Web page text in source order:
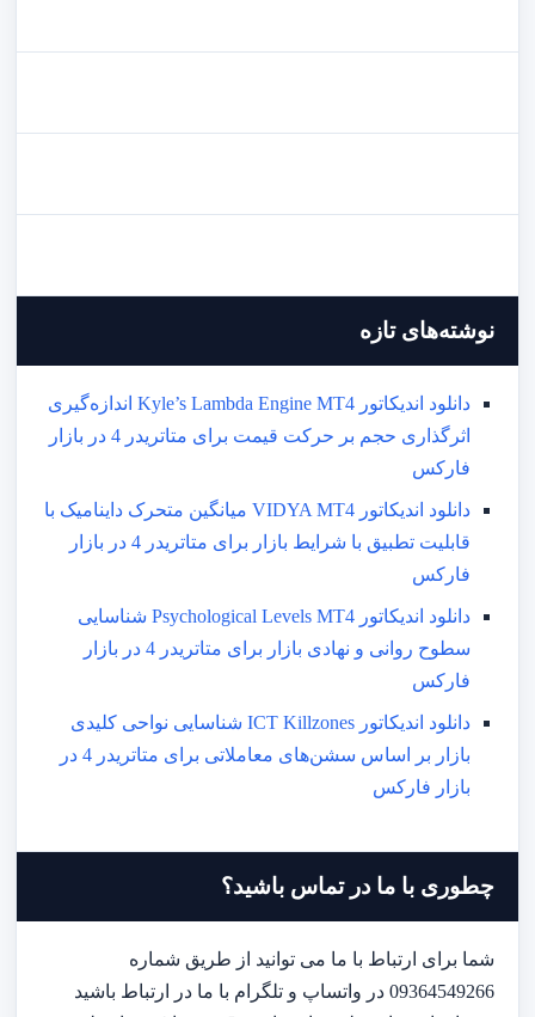
نوشته‌های تازه
دانلود اندیکاتور Kyle’s Lambda Engine MT4 اندازه‌گیری
اثرگذاری حجم بر حرکت قیمت برای متاتریدر 4 در بازار
فارکس
دانلود اندیکاتور VIDYA MT4 میانگین متحرک داینامیک با
قابلیت تطبیق با شرایط بازار برای متاتریدر 4 در بازار
فارکس
دانلود اندیکاتور Psychological Levels MT4 شناسایی
سطوح روانی و نهادی بازار برای متاتریدر 4 در بازار
فارکس
دانلود اندیکاتور ICT Killzones شناسایی نواحی کلیدی
بازار بر اساس سشن‌های معاملاتی برای متاتریدر 4 در
بازار فارکس
چطوری با ما در تماس باشید؟
شما برای ارتباط با ما می توانید از طریق شماره
09364549266 در واتساپ و تلگرام با ما در ارتباط باشید